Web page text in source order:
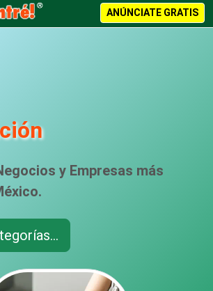
ANÚNCIATE GRATIS
y Empresas más